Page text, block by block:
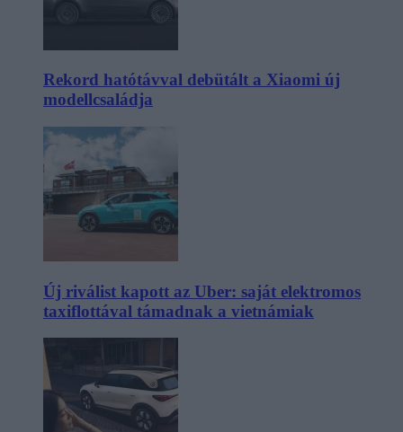
Rekord hatótávval debütált a Xiaomi új
modellcsaládja
Új riválist kapott az Uber: saját elektromos
taxiflottával támadnak a vietnámiak